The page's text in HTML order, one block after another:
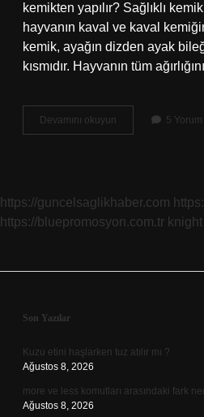
kemikten yapılır? Sağlıklı
hayvanın kaval ve kaval
kemik, ayağın dizden ayak
kısmıdır. Hayvanın tüm
Devamını okuyun
Için
5 Yorum
https://guncelsaglikhaber.com
https://bluepromosyon.com.tr
Sidebar
Son Yazılar
Kuzu etini haşlarken tuz atılır mı ?
Ağustos 8, 2026
more ve less komutları arasındaki fark
Ağustos 8, 2026